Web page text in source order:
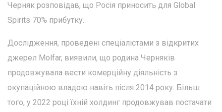
Черняк розповідав, що Росія приносить для Global
Spirits 70% прибутку.
Дослідження, проведені спеціалістами з відкритих
джерел Molfar, виявили, що родина Черняків
продовжувала вести комерційну діяльність з
окупаційною владою навіть після 2014 року. Більш
того, у 2022 році їхній холдинг продовжував постачати